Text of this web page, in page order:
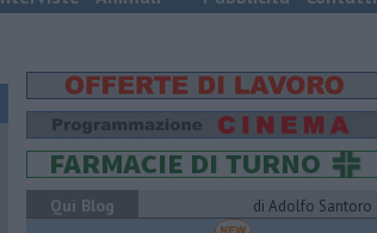
Qui Blog
di Adolfo Santoro